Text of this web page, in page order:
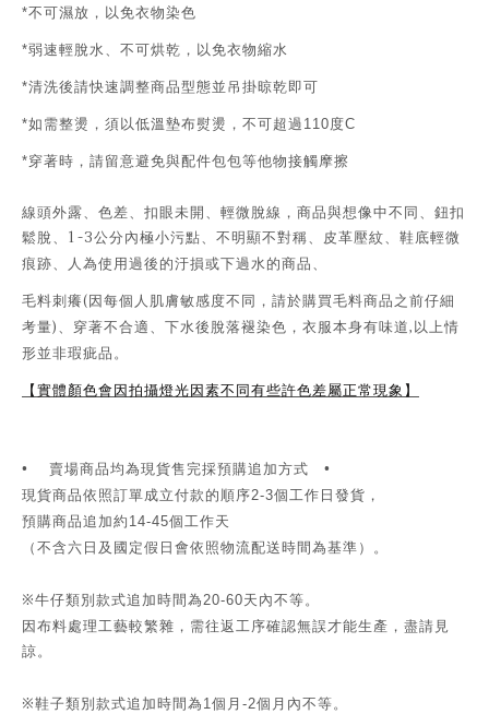
*不可濕放，以免衣物染色
*弱速輕脫水、不可烘乾，以免衣物縮水
*清洗後請快速調整商品型態並吊掛晾乾即可
*如需整燙，須以低溫墊布熨燙，不可超過 110 度C
*穿著時，請留意避免與配件包包等他物接觸摩擦
線頭外露、色差、扣眼未開、輕微脫線，商品與想像中不同、鈕扣
鬆脫、 1-3公分內極小污點、不明顯不對稱、皮革壓紋、鞋底輕微
痕跡、人為使用過後的汙損或下過水的商品、
毛料刺癢(因每個人肌膚敏感度不同，請於購買毛料商品之前仔細
考量) 、穿著不合適、下水後脫落褪染色，衣服本身有味道,以上情
形並非瑕疵品。
【實體顏色會因拍攝燈光因素不同有些許色差屬正常現象】
•
賣場商品均為現貨售完採預購追加方式 •
現貨商品依照訂單成立付款的順序2-3個工作日發貨，
預購商品追加約 14-45個工作天
（不含六日及國定假日會依照物流配送時間為基準）。
※牛仔類別款式追加時間為 20-60天內不等。
因布料處理工藝較繁雜，需往返工序確認無誤才能生產，盡請見
諒。
※鞋子類別款式追加時間為 1 個月 -2個月內不等。